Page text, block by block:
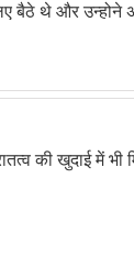
बैठे थे और उन्‍होने
की खुदाई में